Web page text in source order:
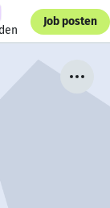
Job posten